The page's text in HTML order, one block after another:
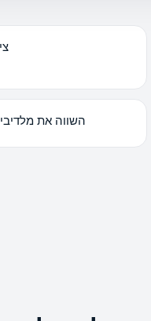
השווה את